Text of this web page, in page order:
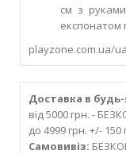
см з
експонатом
playzone.com.ua/
Доставка в
від 5000 грн. -
до 4999 грн. +/- 150
Самовивіз: